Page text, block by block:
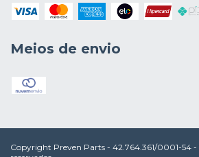
Meios de envio
Copyright Preven Parts - 42.764.361/0001-54 -